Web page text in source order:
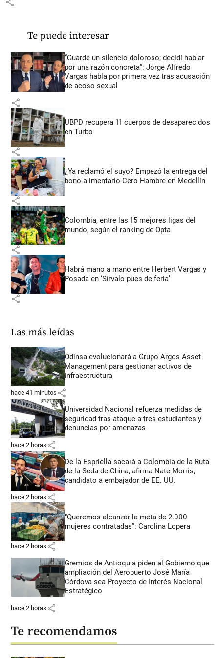
Te puede interesar
“Guardé un silencio doloroso; decidí hablar
por una razón concreta”: Jorge Alfredo
Vargas habla por primera vez tras acusación
de acoso sexual
share
UBPD recupera 11 cuerpos de desaparecidos
en Turbo
share
¿Ya reclamó el suyo? Empezó la entrega del
bono alimentario Cero Hambre en Medellín
share
Colombia, entre las 15 mejores ligas del
mundo, según el ranking de Opta
share
Habrá mano a mano entre Herbert Vargas y
Posada en ‘Sírvalo pues de feria’
share
Las más leídas
Odinsa evolucionará a Grupo Argos Asset
Management para gestionar activos de
infraestructura
hace 41 minutos share
Universidad Nacional refuerza medidas de
seguridad tras ataque a tres estudiantes y
denuncias por amenazas
hace 2 horas share
De la Espriella sacará a Colombia de la Ruta
de la Seda de China, afirma Nate Morris,
candidato a embajador de EE. UU.
hace 2 horas share
“Queremos alcanzar la meta de 2.000
mujeres contratadas”: Carolina Lopera
hace 2 horas share
Gremios de Antioquia piden al Gobierno que
ampliación del Aeropuerto José María
Córdova sea Proyecto de Interés Nacional
Estratégico
hace 2 horas share
Te recomendamos